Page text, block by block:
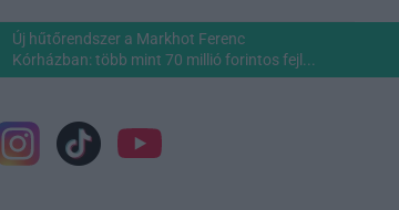
Új hűtőrendszer a Markhot Ferenc
Kórházban: több mint 70 millió forintos fejl...